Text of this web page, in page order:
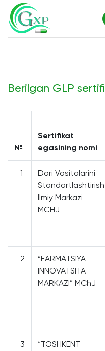
Berilgan GLP
№
Sertifikat
egasining nomi
1
Dori Vositalarini
Standartlashtirish
Ilmiy Markazi
MCHJ
2
“FARMATSIYA-
INNOVATSITA
MARKAZI” MChJ
3
“TOSHKENT